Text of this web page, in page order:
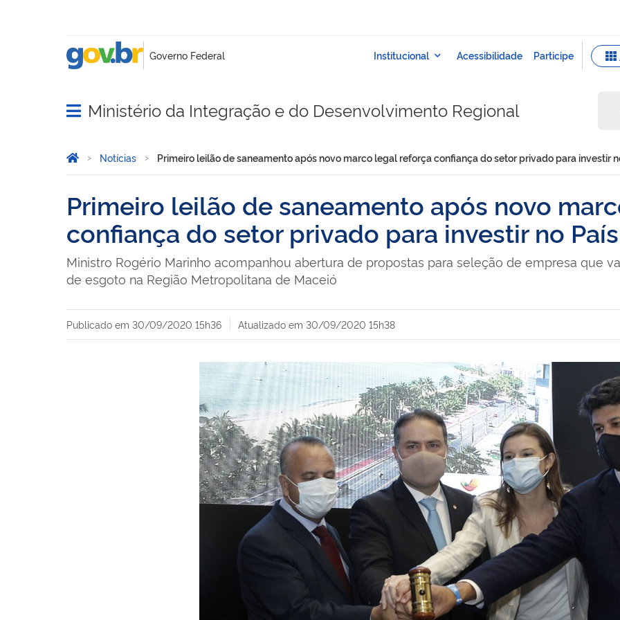
Abrir menu principal de navegação
Ministério da Integração e do Desenvolvimento Regional
Você está aqui:
Página Inicial
Notícias Primeiro leilão de saneamento após novo marco legal reforça confiança do setor privado para investir
Primeiro leilão de saneamento após novo
confiança do setor privado para investir no País
Ministro Rogério Marinho acompanhou abertura de propostas para seleção de empresa que
de esgoto na Região Metropolitana de Maceió
Publicado em 30/09/2020 15h36 Atualizado em 30/09/2020 15h38